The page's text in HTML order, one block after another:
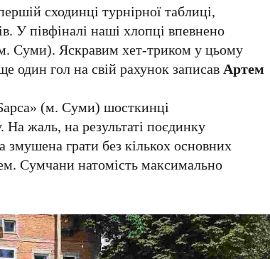
сходинці турнірної таблиці,
У півфіналі наші хлопці впевнено
Суми). Яскравим хет-триком у цьому
один гол на свій рахунок записавАртем
(м. Суми) шосткинці
На жаль, на результаті поєдинку
змушена грати без кількох основних
Сумчани натомість максимально